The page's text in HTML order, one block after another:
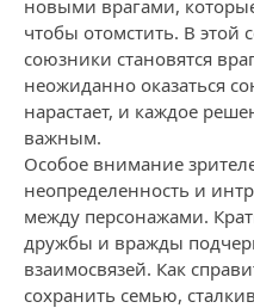
новыми врагами,
чтобы отомстить. В этой
союзники становятся
неожиданно оказаться
нарастает, и каждое
важным.
Особое внимание
неопределенность и
между персонажами.
дружбы и вражды
взаимосвязей. Как
сохранить семью,